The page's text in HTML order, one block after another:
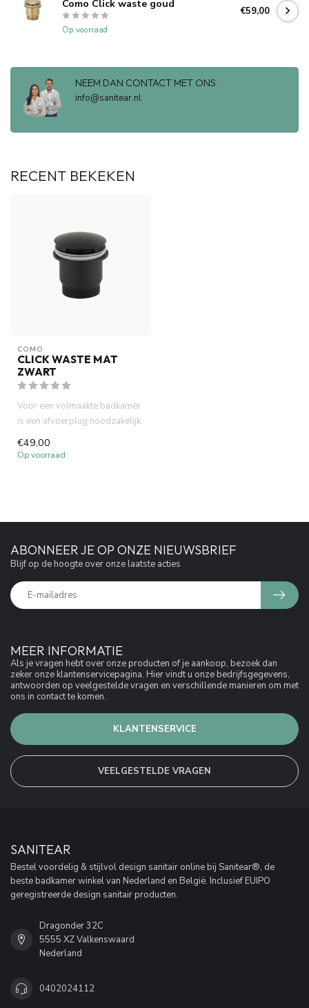
Como Click waste goud
Op voorraad
€59,00
NEEM DAN CONTACT MET ONS
info@sanitear.nl
RECENT BEKEKEN
COMO
CLICK WASTE MAT
ZWART
Voor een volmaakte badkamer
is een afvoerplug noodzakelijk.
Uw afvoer wordt zo b...
€49,00
Op voorraad
MEER INFORMATIE
Als je vragen hebt over onze producten of je aankoop, bezoek dan
zeker onze klantenservicepagina. Hier vindt u onze bedrijfsgegevens,
antwoorden op veelgestelde vragen en verschillende manieren om met
ons in contact te komen.
KLANTENSERVICE
VEELGESTELDE VRAGEN
ABONNEER JE OP ONZE NIEUWSBRIEF
Blijf op de hoogte over onze laatste acties
SANITEAR
Bestel voordelig & stijlvol design sanitair online bij Sanitear®, de
beste badkamer winkel van Nederland en België. Inclusief EUIPO
geregistreerde design sanitair producten.
Dragonder 32C
5555 XZ Valkenswaard
Nederland
0402024112